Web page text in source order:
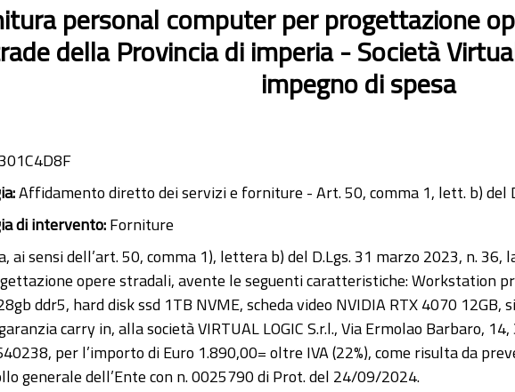
personal computer per progettazione
della Provincia di imperia - Società
impegno di spesa
Affidamento diretto dei servizi e forniture - Art. 50, comma 1, lett. b) del
di intervento:Forniture
ai sensi dell’art. 50, comma 1), lettera b) del D.Lgs. 31 marzo 2023, n.
opere stradali, avente le seguenti caratteristiche: Workstation
ddr5, hard disk ssd 1TB NVME, scheda video NVIDIA RTX 4070
carry in, alla società VIRTUAL LOGIC S.r.l., Via Ermolao Barbaro, 14,
per l’importo di Euro 1.890,00= oltre IVA (22%), come risulta da
generale dell’Ente con n. 0025790 di Prot. del 24/09/2024.